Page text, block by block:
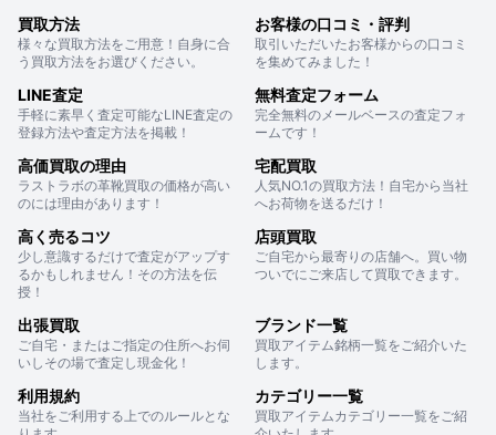
買取方法
様々な買取方法をご用意！自身に合
う買取方法をお選びください。
お客様の口コミ・評判
取引いただいたお客様からの口コミ
を集めてみました！
LINE査定
手軽に素早く査定可能なLINE査定の
登録方法や査定方法を掲載！
無料査定フォーム
完全無料のメールベースの査定フォ
ームです！
高価買取の理由
ラストラボの革靴買取の価格が高い
のには理由があります！
宅配買取
人気NO.1の買取方法！自宅から当社
へお荷物を送るだけ！
高く売るコツ
少し意識するだけで査定がアップす
るかもしれません！その方法を伝
授！
店頭買取
ご自宅から最寄りの店舗へ。買い物
ついでにご来店して買取できます。
出張買取
ご自宅・またはご指定の住所へお伺
いしその場で査定し現金化！
ブランド一覧
買取アイテム銘柄一覧をご紹介いた
します。
利用規約
当社をご利用する上でのルールとな
カテゴリー一覧
買取アイテムカテゴリー一覧をご紹